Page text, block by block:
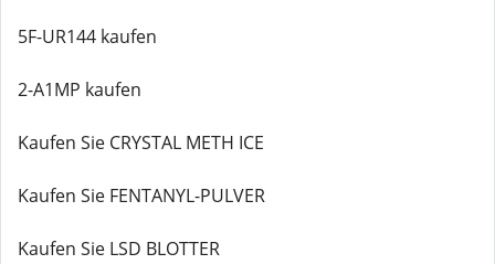
5F-UR144 kaufen
2-A1MP kaufen
Kaufen Sie CRYSTAL METH ICE
Kaufen Sie FENTANYL-PULVER
Kaufen Sie LSD BLOTTER